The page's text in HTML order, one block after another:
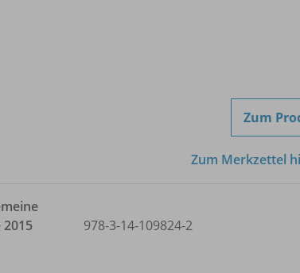
Zum
Zum Merkzettel
978-3-14-109824-2